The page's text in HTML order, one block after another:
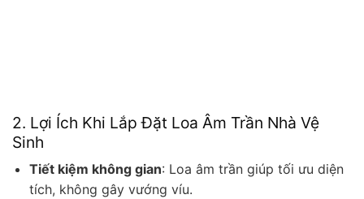
2. Lợi Ích Khi Lắp Đặt Loa Âm Trần Nhà Vệ
Sinh
Tiết kiệm không gian: Loa âm trần giúp tối ưu diện
tích, không gây vướng víu.